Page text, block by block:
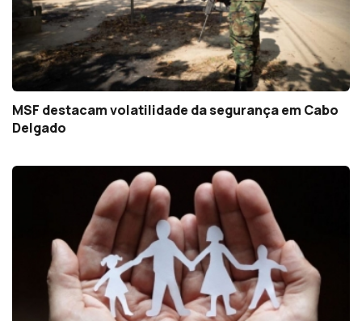
MSF destacam volatilidade da segurança em Cabo
Delgado